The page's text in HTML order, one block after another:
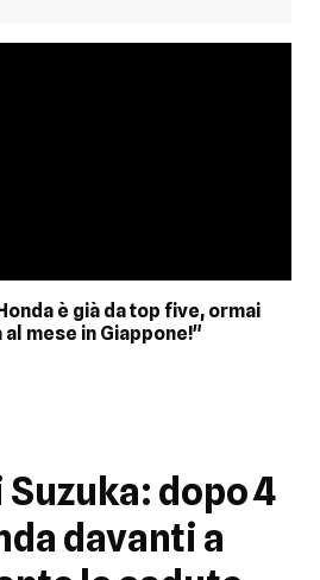
è già da top five, ormai
mese in Giappone!"
Suzuka: dopo 4
davanti a